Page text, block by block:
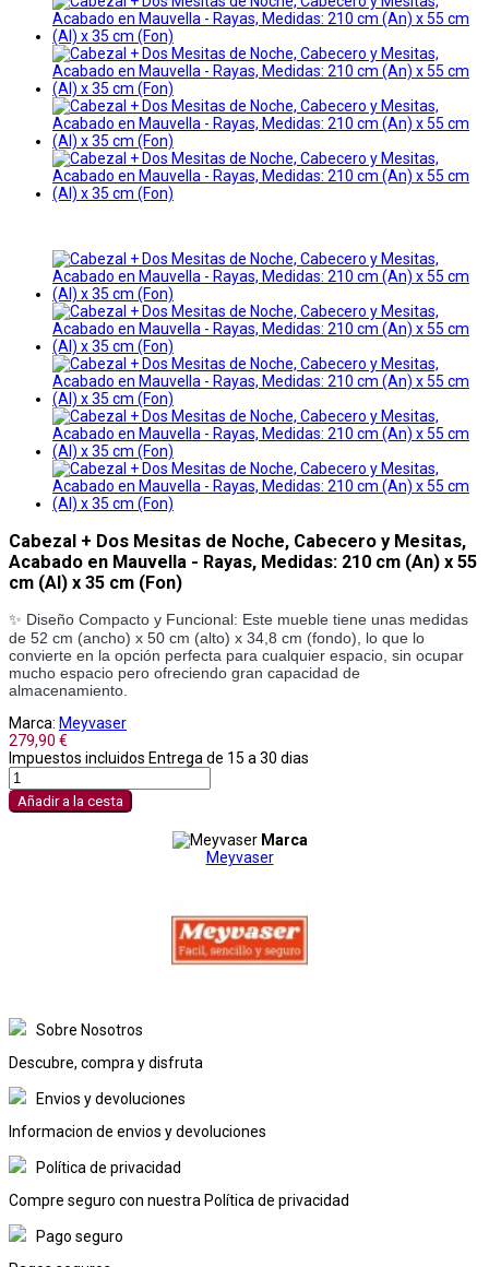
Cabezal + Dos Mesitas de Noche, Cabecero y Mesitas,
Acabado en Mauvella - Rayas, Medidas: 210 cm (An) x 55
cm (Al) x 35 cm (Fon)
✨ Diseño Compacto y Funcional: Este mueble tiene unas medidas
de 52 cm (ancho) x 50 cm (alto) x 34,8 cm (fondo), lo que lo
convierte en la opción perfecta para cualquier espacio, sin ocupar
mucho espacio pero ofreciendo gran capacidad de
almacenamiento.
Marca: Meyvaser
279,90 €
Impuestos incluidos Entrega de 15 a 30 dias
Añadir a la cesta
Marca
Meyvaser
Sobre Nosotros
Descubre, compra y disfruta
Envios y devoluciones
Informacion de envios y devoluciones
Política de privacidad
Compre seguro con nuestra Política de privacidad
Pago seguro